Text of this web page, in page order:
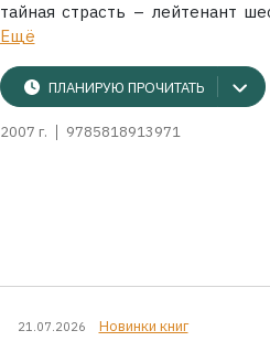
тайная страсть – лейтенант
Ещё
ПЛАНИРУЮ ПРОЧИТАТЬ
2007 г. 9785818913971
21.07.2026 Новинки книг